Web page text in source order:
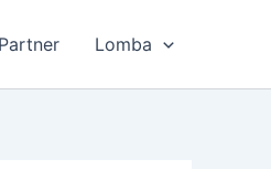
Lomba